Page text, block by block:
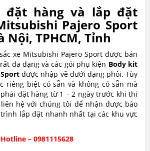
đặt hàng và lắp đặt
Pajero Sport
Nội, TPHCM, Tỉnh
xe Mitsubishi Pajero Sport được bán
đa dạng và các gói phụ kiện Body kit
được nhập về dưới dạng phôi. Tùy
riêng biệt có sẵn và không có sẵn mà
đặt hàng từ 1 – 2 ngày trước khi thi
hệ với chúng tôi để nhận được báo
lắp đặt nhanh nhất tại các khu vực
Hotline – 0981115628